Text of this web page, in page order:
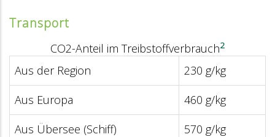
Transport
CO2-Anteil im Treibstoffverbrauch2
Aus der Region
230 g/kg
Aus Europa
460 g/kg
Aus Übersee (Schiff)
570 g/kg